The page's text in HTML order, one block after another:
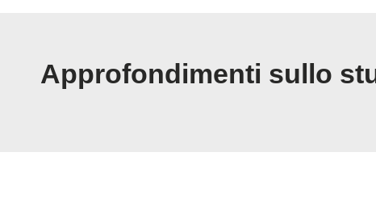
Approfondimenti sullo